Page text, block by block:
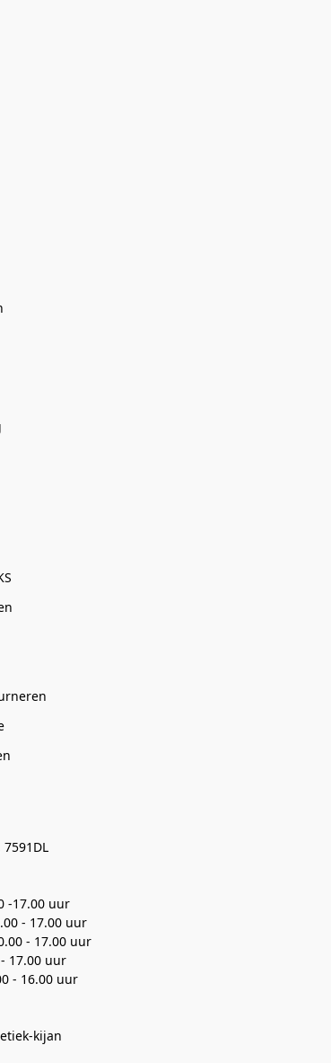
-17.00 uur
- 17.00 uur
- 17.00 uur
17.00 uur
- 16.00 uur
kijan